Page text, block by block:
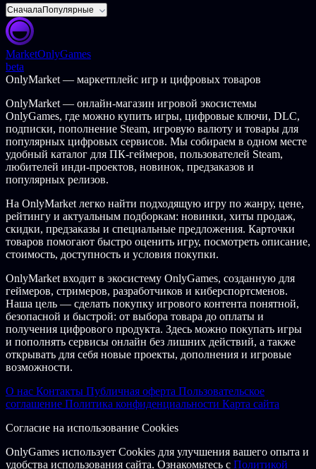
СначалаПопулярные
MarketOnlyGames
beta
OnlyMarket — маркетплейс игр и цифровых товаров
OnlyMarket — онлайн-магазин игровой экосистемы
OnlyGames, где можно купить игры, цифровые ключи, DLC,
подписки, пополнение Steam, игровую валюту и товары для
популярных цифровых сервисов. Мы собираем в одном месте
удобный каталог для ПК-геймеров, пользователей Steam,
любителей инди-проектов, новинок, предзаказов и
популярных релизов.
На OnlyMarket легко найти подходящую игру по жанру, цене,
рейтингу и актуальным подборкам: новинки, хиты продаж,
скидки, предзаказы и специальные предложения. Карточки
товаров помогают быстро оценить игру, посмотреть описание,
стоимость, доступность и условия покупки.
OnlyMarket входит в экосистему OnlyGames, созданную для
геймеров, стримеров, разработчиков и киберспортсменов.
Наша цель — сделать покупку игрового контента понятной,
безопасной и быстрой: от выбора товара до оплаты и
получения цифрового продукта. Здесь можно покупать игры
и пополнять сервисы онлайн без лишних действий, а также
открывать для себя новые проекты, дополнения и игровые
возможности.
О нас Контакты Публичная оферта Пользовательское
соглашение Политика конфиденциальности Карта сайта
Согласие на использование Cookies
OnlyGames использует Cookies для улучшения вашего опыта и
удобства использования сайта. Ознакомьтесь с Политикой